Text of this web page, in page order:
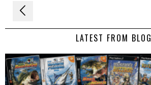
Navigation
de LATEST FROM BLOG